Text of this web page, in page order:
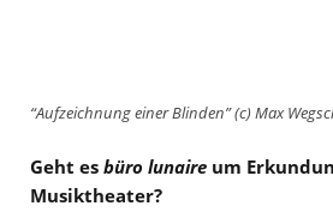
“Aufzeichnung einer Blinden” (c) Max
Geht es büro lunaire um
Musiktheater?